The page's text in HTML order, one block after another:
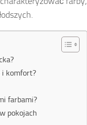
i komfort?
farbami?
pokojach